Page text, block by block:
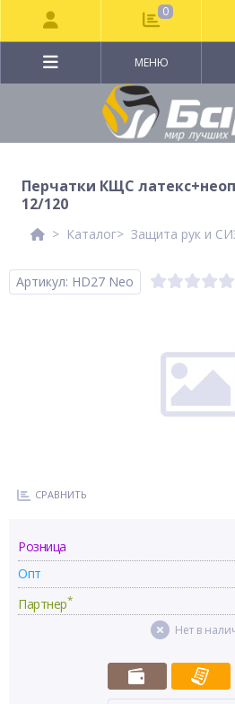
МЕНЮ
Перчатки КЩС
12/120
Каталог Защита рук и
Артикул: HD27 Neo
СРАВНИТЬ
Розница
Опт
Партнер*
Нет в
0